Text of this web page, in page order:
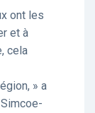
ont les
et à
cela
» a